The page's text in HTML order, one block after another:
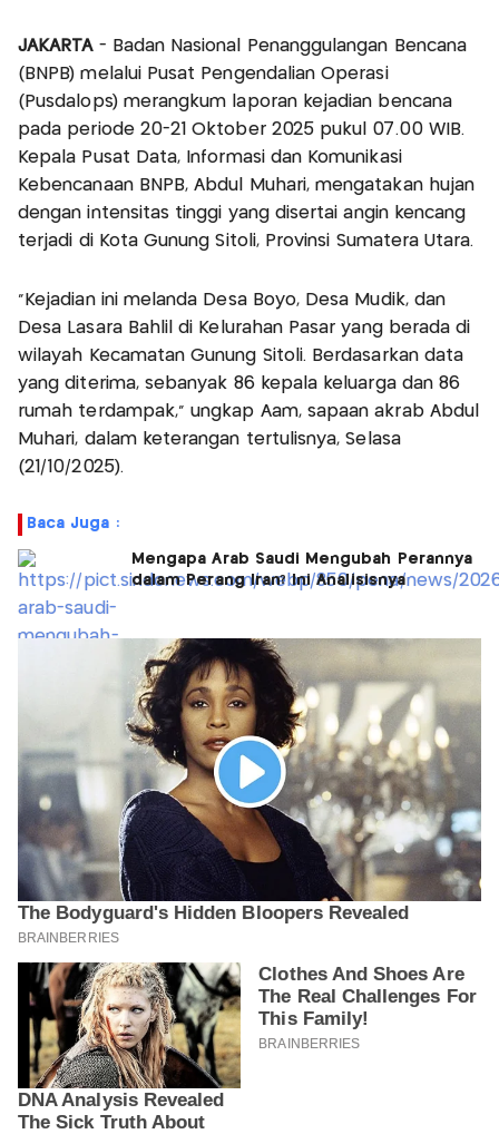
JAKARTA- Badan Nasional Penanggulangan Bencana
(BNPB) melalui Pusat Pengendalian Operasi
(Pusdalops) merangkum laporan kejadian bencana
pada periode 20-21 Oktober 2025 pukul 07.00 WIB.
Kepala Pusat Data, Informasi dan Komunikasi
Kebencanaan BNPB, Abdul Muhari, mengatakan hujan
dengan intensitas tinggi yang disertai angin kencang
terjadi di Kota Gunung Sitoli, Provinsi Sumatera Utara.
“Kejadian ini melanda Desa Boyo, Desa Mudik, dan
Desa Lasara Bahlil di Kelurahan Pasar yang berada di
wilayah Kecamatan Gunung Sitoli. Berdasarkan data
yang diterima, sebanyak 86 kepala keluarga dan 86
rumah terdampak,” ungkap Aam, sapaan akrab Abdul
Muhari, dalam keterangan tertulisnya, Selasa
(21/10/2025).
Baca Juga :
Mengapa Arab Saudi Mengubah Perannya
dalam Perang Iran? Ini Analisisnya